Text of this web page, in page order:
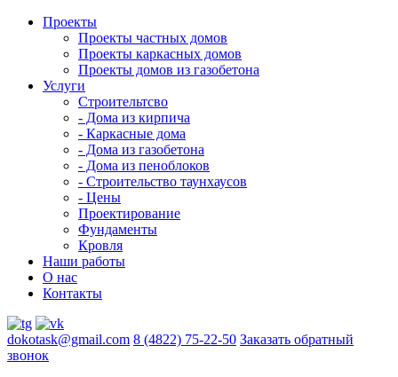
Проекты
Проекты частных домов
Проекты каркасных домов
Проекты домов из газобетона
Услуги
Строительтсво
- Дома из кирпича
- Каркасные дома
- Дома из газобетона
- Дома из пеноблоков
- Строительство таунхаусов
- Цены
Проектирование
Фундаменты
Кровля
Наши работы
О нас
Контакты
dokotask@gmail.com 8 (4822) 75-22-50 Заказать обратный
звонок